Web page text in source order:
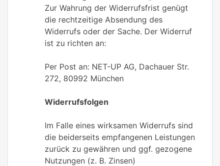
Zur Wahrung der Widerrufsfrist genügt
die rechtzeitige Absendung des
Widerrufs oder der Sache. Der Widerruf
ist zu richten an:
Per Post an: NET-UP AG, Dachauer Str.
272, 80992 München
Widerrufsfolgen
Im Falle eines wirksamen Widerrufs sind
die beiderseits empfangenen Leistungen
zurück zu gewähren und ggf. gezogene
Nutzungen (z. B. Zinsen)